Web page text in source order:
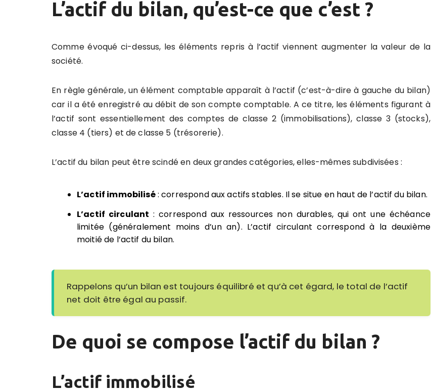
L’actif du bilan, qu’est-ce que c’est ?
Comme évoqué ci-dessus, les éléments repris à l’actif viennent augmenter la valeur de la
société.
En règle générale, un élément comptable apparaît à l’actif (c’est-à-dire à gauche du bilan)
car il a été enregistré au débit de son compte comptable. A ce titre, les éléments figurant à
l’actif sont essentiellement des comptes de classe 2 (immobilisations), classe 3 (stocks),
classe 4 (tiers) et de classe 5 (trésorerie).
L’actif du bilan peut être scindé en deux grandes catégories, elles-mêmes subdivisées :
L’actif immobilisé: correspond aux actifs stables. Il se situe en haut de l’actif du bilan.
L’actif circulant : correspond aux ressources non durables, qui ont une échéance
limitée (généralement moins d’un an). L’actif circulant correspond à la deuxième
moitié de l’actif du bilan.
Rappelons qu’un bilan est toujours équilibré et qu’à cet égard, le total de l’actif
net doit être égal au passif.
De quoi se compose l’actif du bilan ?
L’actif immobilisé